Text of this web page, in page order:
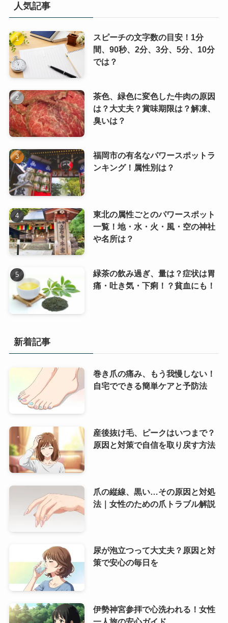
人気記事
スピーチの文字数の目安！1分
間、90秒、2分、3分、5分、10分
では？
茶色、緑色に変色した牛肉の原因
は？大丈夫？賞味期限は？解凍、
臭いは？
福岡市の有名なパワースポットラ
ンキング！属性別は？
東北の属性ごとのパワースポット
一覧！地・水・火・風・空の神社
や名所は？
緑茶の飲み過ぎ、量は？症状は胃
痛・吐き気・下痢！？貧血にも！
新着記事
巻き爪の痛み、もう我慢しない！
自宅でできる簡単ケアと予防法
産後抜け毛、ピークはいつまで？
原因と対策で自信を取り戻す方法
爪の縦線、黒い…その原因と対処
法｜女性のための爪トラブル解説
尿が泡立つって大丈夫？原因と対
策で安心の毎日を
伊勢神宮参拝で心洗われる！女性